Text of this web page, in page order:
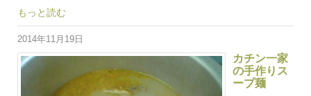
もっと読む
2014年11月19日
カチン一家
の手作りス
ープ麺